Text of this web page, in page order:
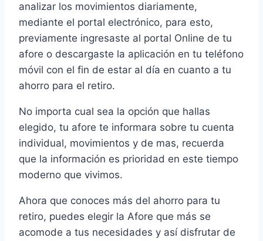
analizar los movimientos diariamente,
mediante el portal electrónico, para esto,
previamente ingresaste al portal Online de tu
afore o descargaste la aplicación en tu teléfono
móvil con el fin de estar al día en cuanto a tu
ahorro para el retiro.
No importa cual sea la opción que hallas
elegido, tu afore te informara sobre tu cuenta
individual, movimientos y de mas, recuerda
que la información es prioridad en este tiempo
moderno que vivimos.
Ahora que conoces más del ahorro para tu
retiro, puedes elegir la Afore que más se
acomode a tus necesidades y así disfrutar de